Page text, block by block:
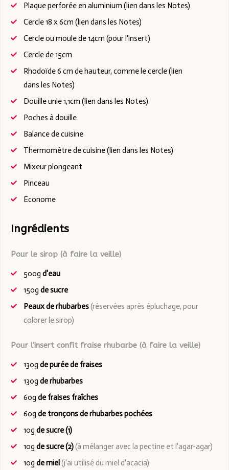
Plaque perforée en aluminium (lien dans les Notes)
Cercle 18 x 6cm (lien dans les Notes)
Cercle ou moule de 14cm (pour l'insert)
Cercle de 15cm
Rhodoïde 6 cm de hauteur, comme le cercle (lien
dans les Notes)
Douille unie 1,1cm (lien dans les Notes)
Poches à douille
Balance de cuisine
Thermomètre de cuisine (lien dans les Notes)
Mixeur plongeant
Pinceau
Econome
Ingrédients
Pour le sirop (à faire la veille)
500g d'eau
150g de sucre
Peaux de rhubarbes(réservées après épluchage, pour
colorer le sirop)
Pour l'insert confit fraise rhubarbe (à faire la veille)
130g de purée de fraises
130g de rhubarbes
60g de fraises fraîches
60g de tronçons de rhubarbes pochées
10g de sucre (1)
10g de sucre (2)(à mélanger avec la pectine et l'agar-agar)
10g de miel (j'ai utilisé du miel d'acacia)